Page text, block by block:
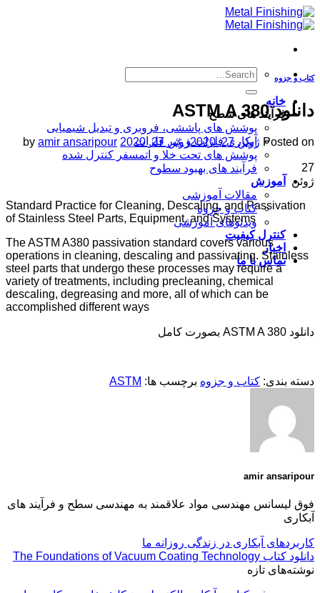
Skip
to
خانه
فرآیند های سطح
پوشش های پاششی، فروبری و تبدیل شیمیایی
آبکاری فلزات و غیر فلزات
پوشش های تحت خلا و اتمسفر کنترل شده
فرآیند های بهبود سطوح
آموزش
مقالات آموزشی
کتاب و جزوه
ویدئوهای آموزشی
کنترل کیفیت
اخبار
تماس با ما
کتاب و جزوه
دانلود ASTM A 380
Posted on ژوئن 27, 2020 ژوئن 27, 2020 by amir ansaripour
27
ژوئن
Standard Practice for Cleaning, Descaling, and Passivation
of Stainless Steel Parts, Equipment, and Systems
The ASTM A380 passivation standard covers various
operations in cleaning, descaling and passivating. Stainless
steel parts that undergo these processes may require a
variety of treatments, including precleaning, chemical
descaling, degreasing and more, all of which can be
accomplished different ways
دانلود ASTM A 380 بصورت کامل
دسته بندی: کتاب و جزوه برچسب ها: ASTM
amir ansaripour
فوق لیسانس مهندسی مواد علاقمند به مهندسی سطح و فرآیند های
آبکاری
کاربردهای آبکاری در زندگی روزانه ما
دانلود کتاب The Foundations of Vacuum Coating Technology
نوشته‌های تازه